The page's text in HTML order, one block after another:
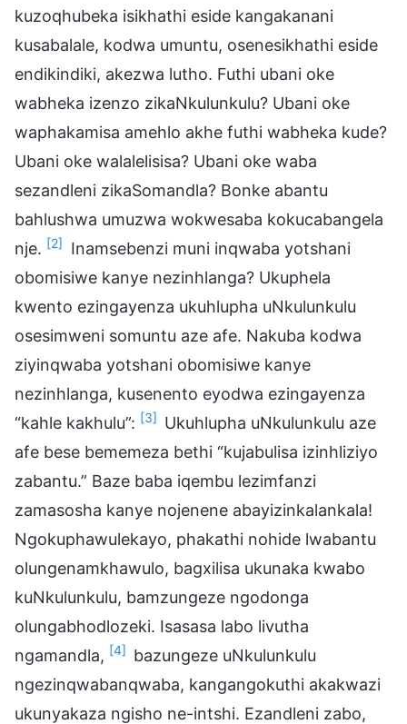
kuzoqhubeka isikhathi eside kangakanani
kusabalale, kodwa umuntu, osenesikhathi eside
endikindiki, akezwa lutho. Futhi ubani oke
wabheka izenzo zikaNkulunkulu? Ubani oke
waphakamisa amehlo akhe futhi wabheka kude?
Ubani oke walalelisisa? Ubani oke waba
sezandleni zikaSomandla? Bonke abantu
bahlushwa umuzwa wokwesaba kokucabangela
nje. [2]
Inamsebenzi muni inqwaba yotshani
obomisiwe kanye nezinhlanga? Ukuphela
kwento ezingayenza ukuhlupha uNkulunkulu
osesimweni somuntu aze afe. Nakuba kodwa
ziyinqwaba yotshani obomisiwe kanye
nezinhlanga, kusenento eyodwa ezingayenza
“kahle kakhulu”: [3] Ukuhlupha uNkulunkulu aze
afe bese bememeza bethi “kujabulisa izinhliziyo
zabantu.” Baze baba iqembu lezimfanzi
zamasosha kanye nojenene abayizinkalankala!
Ngokuphawulekayo, phakathi nohide lwabantu
olungenamkhawulo, bagxilisa ukunaka kwabo
kuNkulunkulu, bamzungeze ngodonga
olungabhodlozeki. Isasasa labo livutha
ngamandla, [4] bazungeze uNkulunkulu
ngezinqwabanqwaba, kangangokuthi akakwazi
ukunyakaza ngisho ne-intshi. Ezandleni zabo,